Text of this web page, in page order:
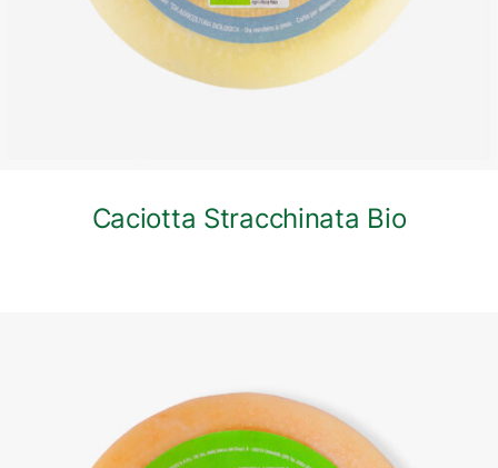
Caciotta Stracchinata Bio